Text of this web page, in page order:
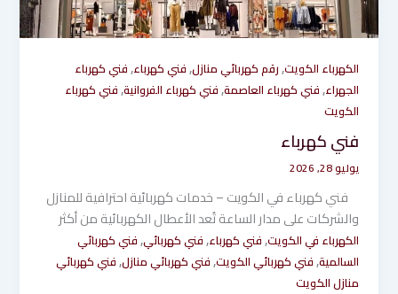
الكهرباء الكويت,رقم كهربائي منازل,فني كهرباء,فني كهرباء
الجهراء,فني كهرباء العاصمة,فني كهرباء الفروانية,فني كهرباء
الكويت
فني كهرباء
يوليو 28, 2026
فني كهرباء في الكويت – خدمات كهربائية احترافية للمنازل
والشركات على مدار الساعة تُعد الأعطال الكهربائية من أكثر
الكهرباء في الكويت,فني كهرباء,فني كهربائي,فني كهربائي
السالمية,فني كهربائي الكويت,فني كهربائي منازل,فني كهربائي
منازل الكويت